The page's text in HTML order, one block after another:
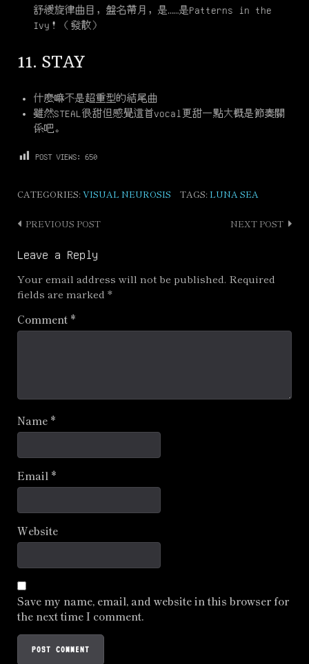
舒緩旋律曲目，盤名帶月，是……是Patterns in the
Ivy！（發散）
11. STAY
什麼嘛不是超重型的結尾曲
雖然STEAL很甜但感覺這首vocal更甜一點大概是節奏關
係吧。
POST VIEWS: 650
CATEGORIES:VISUAL NEUROSIS TAGS:LUNA SEA
Post
PREVIOUS POST NEXT POST
Leave a Reply
Your email address will not be published. Required
fields are marked *
Comment *
Name *
Email *
Website
Save my name, email, and website in this browser for
the next time I comment.